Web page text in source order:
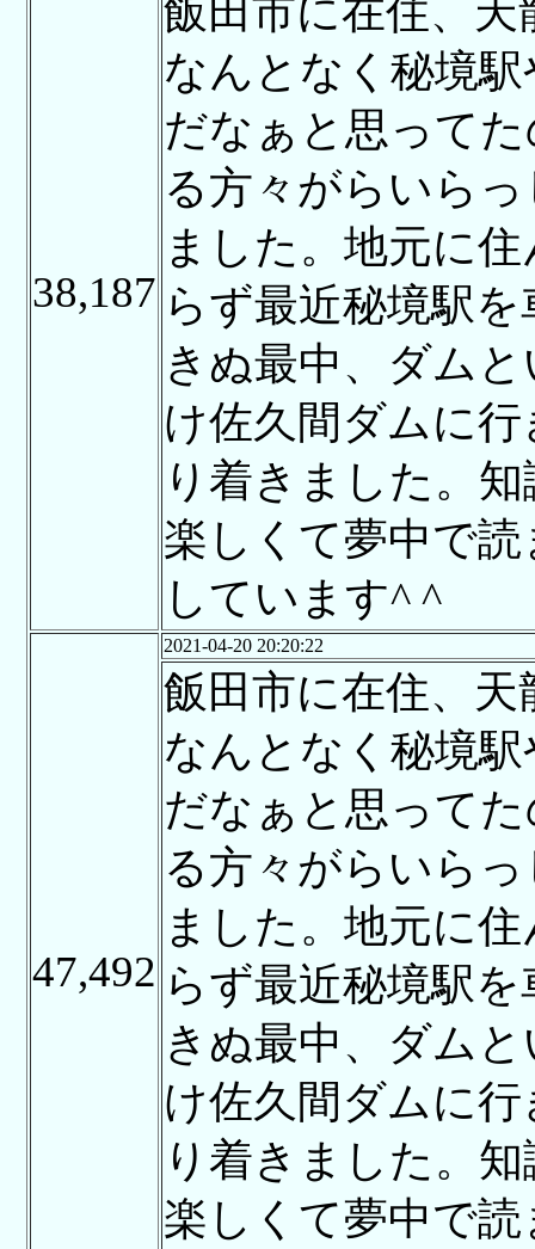
38,187
飯田市に在住、
なんとなく秘境
だなぁと思って
る方々がらいら
ました。地元に
らず最近秘境駅
きぬ最中、ダム
け佐久間ダムに
り着きました。
楽しくて夢中で
しています^ ^
47,492
2021-04-20 20:20:22
飯田市に在住、
なんとなく秘境
だなぁと思って
る方々がらいら
ました。地元に
らず最近秘境駅
きぬ最中、ダム
け佐久間ダムに
り着きました。
楽しくて夢中で